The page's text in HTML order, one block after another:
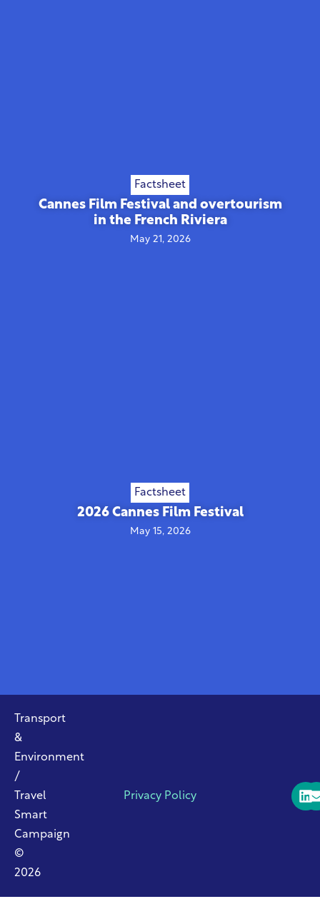
Factsheet
Cannes Film Festival and overtourism
in the French Riviera
May 21, 2026
Factsheet
2026 Cannes Film Festival
May 15, 2026
Transport
&
Environment
/
Travel
Smart
Campaign
©
2026
Privacy Policy